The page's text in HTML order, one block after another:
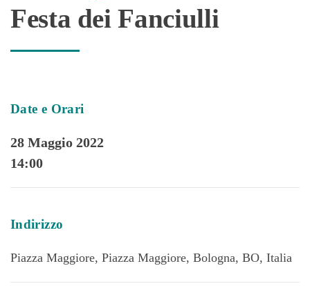
Festa dei Fanciulli
Date e Orari
28 Maggio 2022
14:00
Indirizzo
Piazza Maggiore, Piazza Maggiore, Bologna, BO, Italia